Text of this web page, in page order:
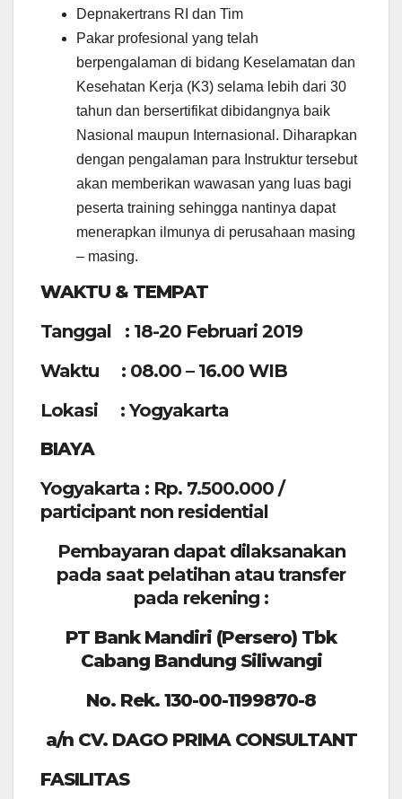
Depnakertrans RI dan Tim
Pakar profesional yang telah
berpengalaman di bidang Keselamatan dan
Kesehatan Kerja (K3) selama lebih dari 30
tahun dan bersertifikat dibidangnya baik
Nasional maupun Internasional. Diharapkan
dengan pengalaman para Instruktur tersebut
akan memberikan wawasan yang luas bagi
peserta training sehingga nantinya dapat
menerapkan ilmunya di perusahaan masing
– masing.
WAKTU & TEMPAT
Tanggal : 18-20 Februari 2019
Waktu : 08.00 – 16.00 WIB
Lokasi : Yogyakarta
BIAYA
Yogyakarta : Rp. 7.500.000 /
participant non residential
Pembayaran dapat dilaksanakan
pada saat pelatihan atau transfer
pada rekening :
PT Bank Mandiri (Persero) Tbk
Cabang Bandung Siliwangi
No. Rek. 130-00-1199870-8
a/n CV. DAGO PRIMA CONSULTANT
FASILITAS